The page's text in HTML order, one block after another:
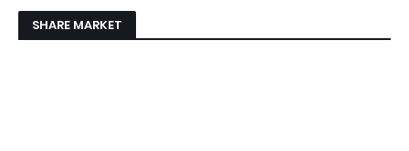
SHARE MARKET